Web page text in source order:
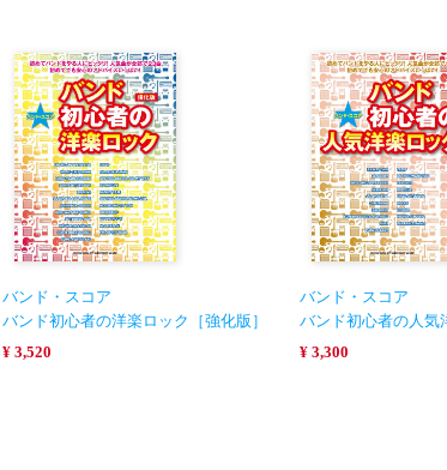
バンド・スコア
バンド初心者の洋楽ロック［強化版］
¥ 3,520
バンド・スコア
バンド初心者の人気
¥ 3,300